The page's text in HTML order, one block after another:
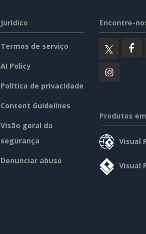
Jurídico
Termos de serviço
AI Policy
Política de privacidade
Content Guidelines
Visão geral da
segurança
Denunciar abuso
Encontre-
Produtos
Visual
Visual